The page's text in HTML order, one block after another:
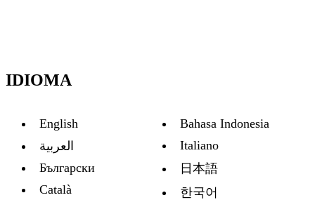
IDIOMA
English
العربية
Български
Català
Bahasa Indonesia
Italiano
日本語
한국어